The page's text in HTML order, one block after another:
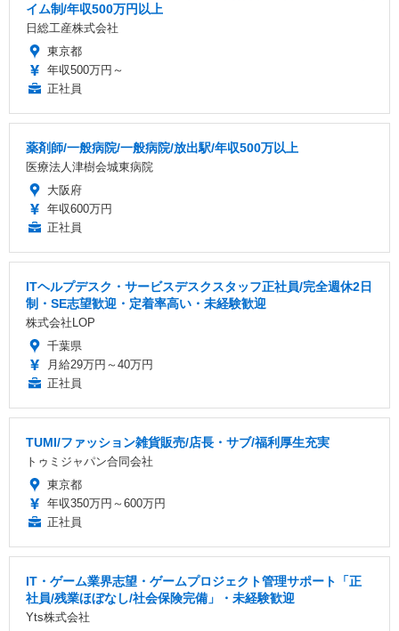
イム制/年収500万円以上
日総工産株式会社
東京都
年収500万円～
正社員
薬剤師/一般病院/一般病院/放出駅/年収500万以上
医療法人津樹会城東病院
大阪府
年収600万円
正社員
ITヘルプデスク・サービスデスクスタッフ正社員/完全週休2日
制・SE志望歓迎・定着率高い・未経験歓迎
株式会社LOP
千葉県
月給29万円～40万円
正社員
TUMI/ファッション雑貨販売/店長・サブ/福利厚生充実
トゥミジャパン合同会社
東京都
年収350万円～600万円
正社員
IT・ゲーム業界志望・ゲームプロジェクト管理サポート「正
社員/残業ほぼなし/社会保険完備」・未経験歓迎
Yts株式会社